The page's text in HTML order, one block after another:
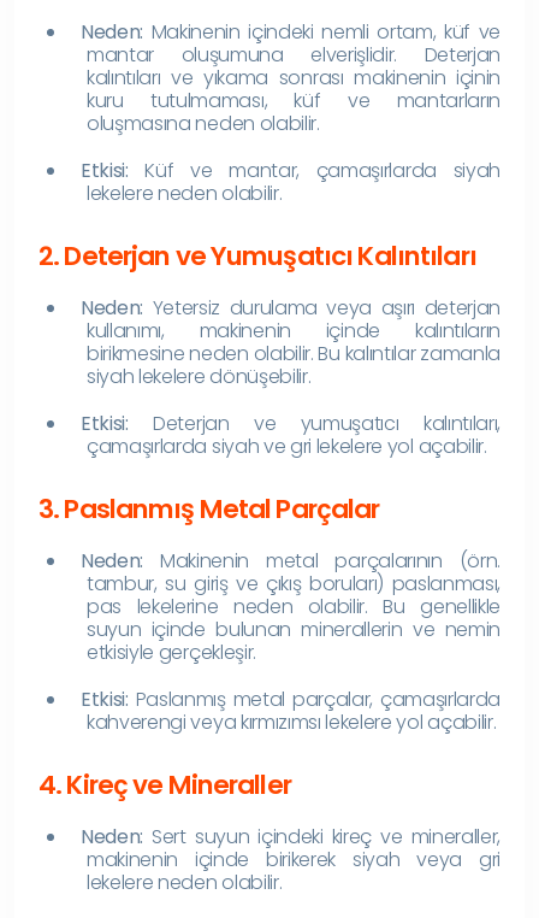
Neden: Makinenin içindeki nemli ortam, küf ve
mantar oluşumuna elverişlidir. Deterjan
kalıntıları ve yıkama sonrası makinenin içinin
kuru tutulmaması, küf ve mantarların
oluşmasına neden olabilir.
Etkisi: Küf ve mantar, çamaşırlarda siyah
lekelere neden olabilir.
2. Deterjan ve Yumuşatıcı Kalıntıları
Neden: Yetersiz durulama veya aşırı deterjan
kullanımı, makinenin içinde kalıntıların
birikmesine neden olabilir. Bu kalıntılar zamanla
siyah lekelere dönüşebilir.
Etkisi: Deterjan ve yumuşatıcı kalıntıları,
çamaşırlarda siyah ve gri lekelere yol açabilir.
3. Paslanmış Metal Parçalar
Neden: Makinenin metal parçalarının (örn.
tambur, su giriş ve çıkış boruları) paslanması,
pas lekelerine neden olabilir. Bu genellikle
suyun içinde bulunan minerallerin ve nemin
etkisiyle gerçekleşir.
Etkisi: Paslanmış metal parçalar, çamaşırlarda
kahverengi veya kırmızımsı lekelere yol açabilir.
4. Kireç ve Mineraller
Neden: Sert suyun içindeki kireç ve mineraller,
makinenin içinde birikerek siyah veya gri
lekelere neden olabilir.